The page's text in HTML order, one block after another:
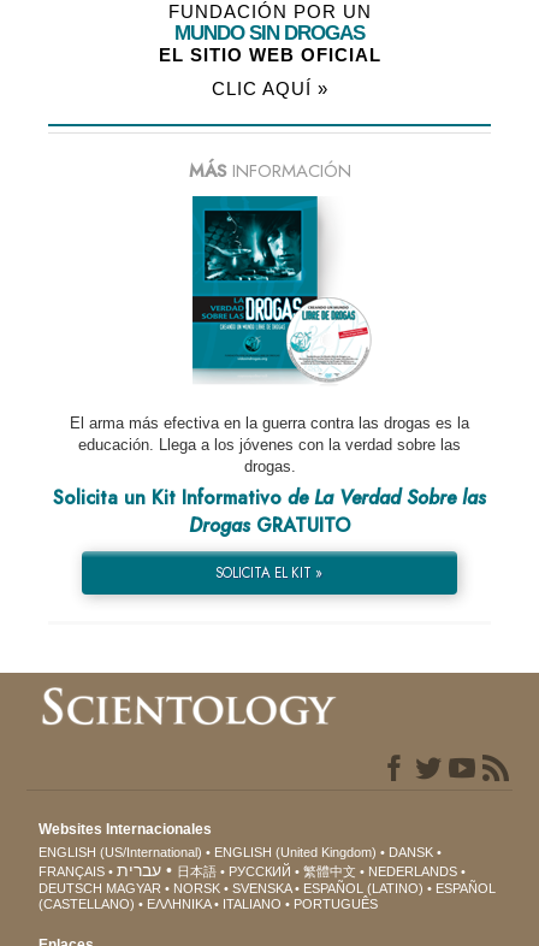
FUNDACIÓN POR UN
MUNDO SIN DROGAS
EL SITIO WEB OFICIAL
CLIC AQUÍ »
MÁSINFORMACIÓN
El arma más efectiva en la guerra contra las drogas es la
educación. Llega a los jóvenes con la verdad sobre las
drogas.
Solicita un Kit Informativo de La Verdad Sobre las
DrogasGRATUITO
SOLICITA EL KIT »
Websites Internacionales
ENGLISH (US/International) ENGLISH (United Kingdom)
DANSK
FRANÇAIS
עברית 日本語 РУССКИЙ 繁體中文
NEDERLANDS
DEUTSCH MAGYAR NORSK SVENSKA ESPAÑOL (LATINO)
ESPAÑOL
(CASTELLANO)
ΕΛΛΗΝΙΚA ITALIANO PORTUGUÊS